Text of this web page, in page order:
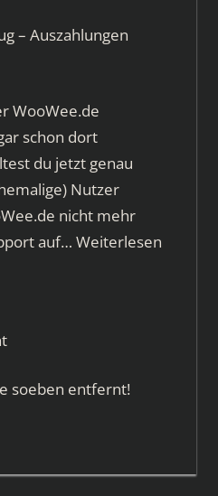
– Auszahlungen
WooWee.de
schon dort
du jetzt genau
Nutzer
nicht mehr
auf… Weiterlesen
soeben entfernt!